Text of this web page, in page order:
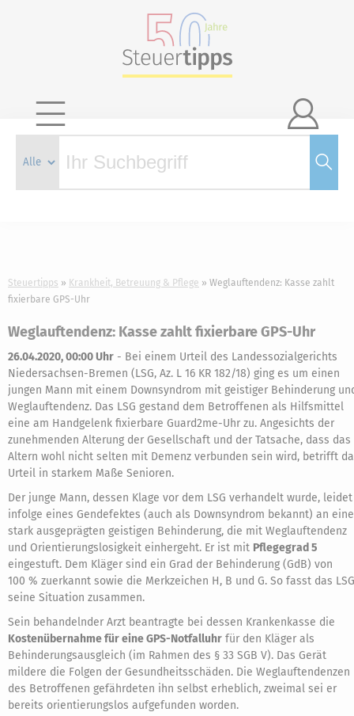

Steuertipps Krankheit, Betreuung & Pflege
Weglauftendenz: Kasse zahlt
fixierbare GPS-Uhr
Weglauftendenz: Kasse zahlt fixierbare GPS-Uhr
26.04.2020, 00:00 Uhr - Bei einem Urteil des Landessozialgerichts
Niedersachsen-Bremen (LSG, Az. L 16 KR 182/18) ging es um einen
jungen Mann mit einem Downsyndrom mit geistiger Behinderung
Weglauftendenz. Das LSG gestand dem Betroffenen als Hilfsmittel
eine am Handgelenk fixierbare Guard2me-Uhr zu. Angesichts der
zunehmenden Alterung der Gesellschaft und der Tatsache, dass das
Altern wohl nicht selten mit Demenz verbunden sein wird, betrifft
Urteil in starkem Maße Senioren.
Der junge Mann, dessen Klage vor dem LSG verhandelt wurde, leidet
infolge eines Gendefektes (auch als Downsyndrom bekannt) an
stark ausgeprägten geistigen Behinderung, die mit Weglauftendenz
und Orientierungslosigkeit einhergeht. Er ist mit Pflegegrad 5
eingestuft. Dem Kläger sind ein Grad der Behinderung (GdB) von
100 % zuerkannt sowie die Merkzeichen H, B und G. So fasst das LSG
seine Situation zusammen.
Sein behandelnder Arzt beantragte bei dessen Krankenkasse die
Kostenübernahme für eine GPS-Notfalluhr für den Kläger als
Behinderungsausgleich (im Rahmen des § 33 SGB V). Das Gerät
mildere die Folgen der Gesundheitsschäden. Die Weglauftendenzen
des Betroffenen gefährdeten ihn selbst erheblich, zweimal sei er
bereits orientierungslos aufgefunden worden.